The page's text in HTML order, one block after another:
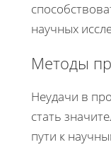
научных
Методы
Неудачи в
стать
пути к